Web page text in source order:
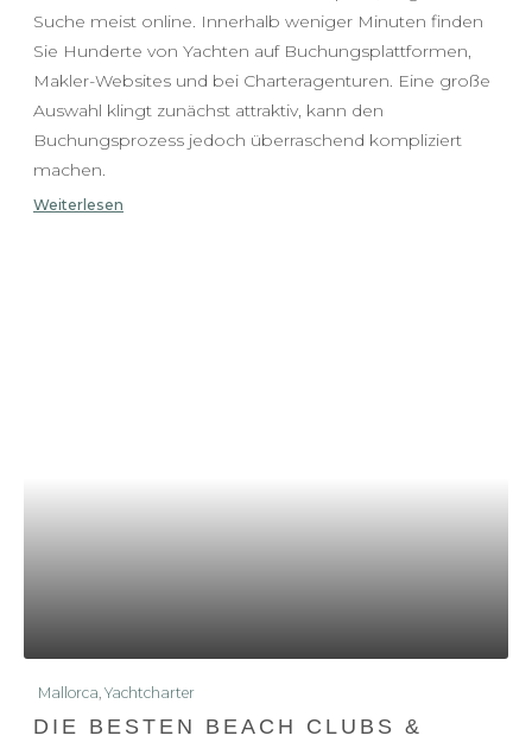
Suche meist online. Innerhalb weniger Minuten finden
Sie Hunderte von Yachten auf Buchungsplattformen,
Makler-Websites und bei Charteragenturen. Eine große
Auswahl klingt zunächst attraktiv, kann den
Buchungsprozess jedoch überraschend kompliziert
machen.
Weiterlesen
Mallorca, Yachtcharter
DIE BESTEN BEACH CLUBS &